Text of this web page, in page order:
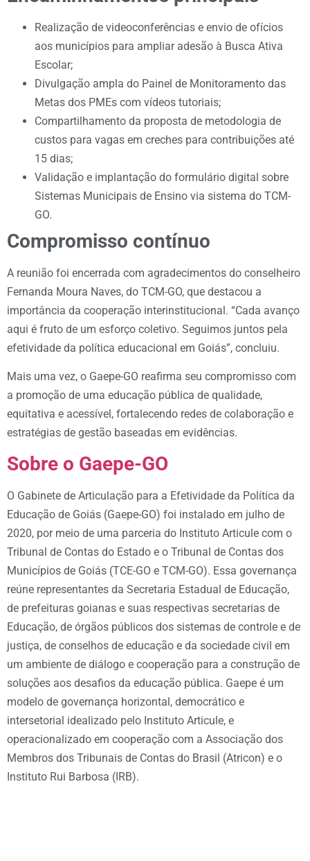
Realização de videoconferências e envio de ofícios
aos municípios para ampliar adesão à Busca Ativa
Escolar;
Divulgação ampla do Painel de Monitoramento das
Metas dos PMEs com vídeos tutoriais;
Compartilhamento da proposta de metodologia de
custos para vagas em creches para contribuições até
15 dias;
Validação e implantação do formulário digital sobre
Sistemas Municipais de Ensino via sistema do TCM-
GO.
Compromisso contínuo
A reunião foi encerrada com agradecimentos do conselheiro
Fernanda Moura Naves, do TCM-GO, que destacou a
importância da cooperação interinstitucional. “Cada avanço
aqui é fruto de um esforço coletivo. Seguimos juntos pela
efetividade da política educacional em Goiás”, concluiu.
Mais uma vez, o Gaepe-GO reafirma seu compromisso com
a promoção de uma educação pública de qualidade,
equitativa e acessível, fortalecendo redes de colaboração e
estratégias de gestão baseadas em evidências.
Sobre o Gaepe-GO
O Gabinete de Articulação para a Efetividade da Política da
Educação de Goiás (Gaepe-GO) foi instalado em julho de
2020, por meio de uma parceria do Instituto Articule com o
Tribunal de Contas do Estado e o Tribunal de Contas dos
Municípios de Goiás (TCE-GO e TCM-GO). Essa governança
reúne representantes da Secretaria Estadual de Educação,
de prefeituras goianas e suas respectivas secretarias de
Educação, de órgãos públicos dos sistemas de controle e de
justiça, de conselhos de educação e da sociedade civil em
um ambiente de diálogo e cooperação para a construção de
soluções aos desafios da educação pública. Gaepe é um
modelo de governança horizontal, democrático e
intersetorial idealizado pelo Instituto Articule, e
operacionalizado em cooperação com a Associação dos
Membros dos Tribunais de Contas do Brasil (Atricon) e o
Instituto Rui Barbosa (IRB).